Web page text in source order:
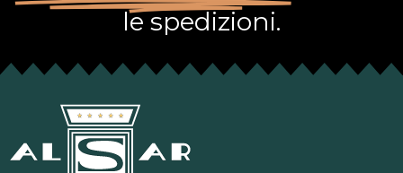
le spedizioni.